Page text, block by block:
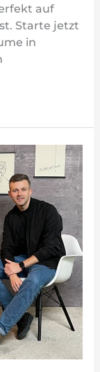
auf
Starte jetzt
in